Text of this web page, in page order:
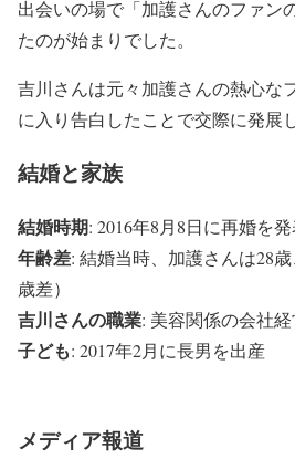
出会いの場で「加護さんのファン
たのが始まりでした。
吉川さんは元々加護さんの熱心な
に入り告白したことで交際に発展
結婚と家族
結婚時期: 2016年8月8日に再婚を
年齢差: 結婚当時、加護さんは28
歳差）
吉川さんの職業: 美容関係の会社
子ども: 2017年2月に長男を出産
メディア報道